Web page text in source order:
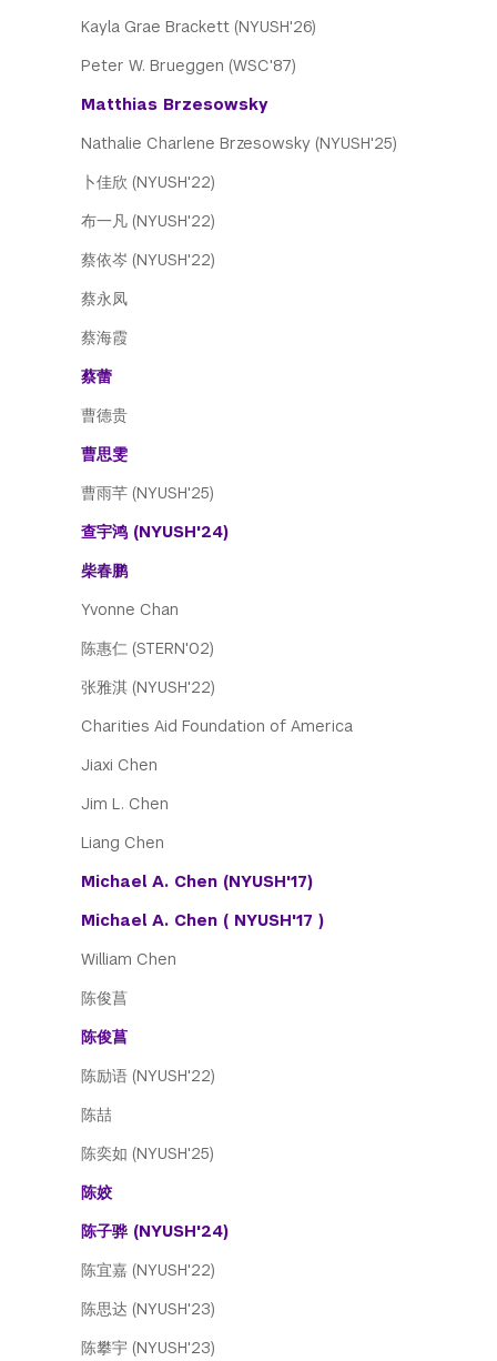
Kayla Grae Brackett (NYUSH'26)
Peter W. Brueggen (WSC'87)
Matthias Brzesowsky
Nathalie Charlene Brzesowsky (NYUSH'25)
卜佳欣 (NYUSH'22)
布一凡 (NYUSH'22)
蔡依岑 (NYUSH'22)
蔡永凤
蔡海霞
蔡蕾
曹德贵
曹思雯
曹雨芊 (NYUSH'25)
查宇鸿 (NYUSH'24)
柴春鹏
Yvonne Chan
陈惠仁 (STERN'02)
张雅淇 (NYUSH'22)
Charities Aid Foundation of America
Jiaxi Chen
Jim L. Chen
Liang Chen
Michael A. Chen (NYUSH'17)
Michael A. Chen ( NYUSH'17 )
William Chen
陈俊菖
陈俊菖
陈励语 (NYUSH'22)
陈喆
陈奕如 (NYUSH'25)
陈姣
陈子骅 (NYUSH'24)
陈宜嘉 (NYUSH'22)
陈思达 (NYUSH'23)
陈攀宇 (NYUSH'23)